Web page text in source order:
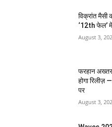
विक्रांत मैसी
‘12th फेल’ में
August 3,
फरहान
होगा रिलीज़
पर
August 3,